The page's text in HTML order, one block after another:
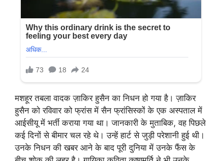
मशहूर तबला वादक ज़ाकिर हुसैन का निधन हो गया है। ज़ाकिर
हुसैन को रविवार को फ्रांस में सैन फ्रांसिस्कों के एक अस्पताल में
आईसीयू में भर्ती कराया गया था। जानकारी के मुताबिक, वह पिछले
कई दिनों से बीमार चल रहे थे। उन्हें हार्ट से जुड़ी परेशानी हुई थी।
उनके निधन की खबर आने के बाद पूरी दुनिया में उनके फैंस के